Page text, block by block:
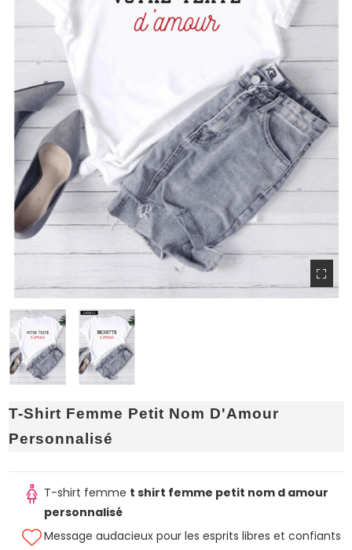
T-Shirt Femme Petit Nom D'Amour
Personnalisé
T-shirt femme t shirt femme petit nom d amour
personnalisé
Message audacieux pour les esprits libres et confiants